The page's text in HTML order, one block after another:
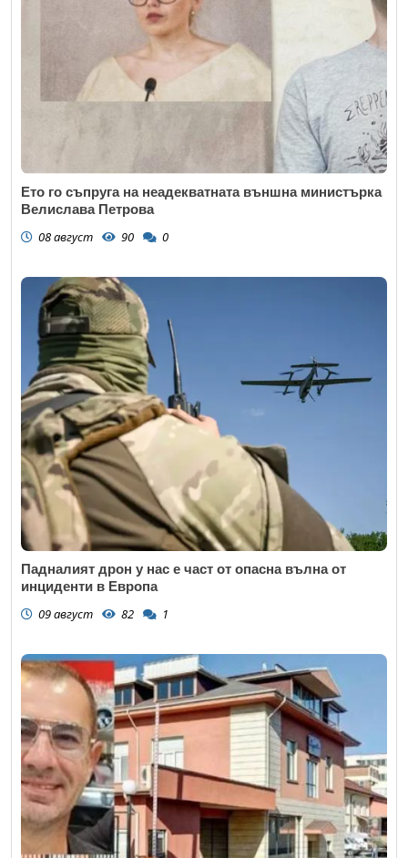
Ето го съпруга на неадекватната външна министърка
Велислава Петрова
08 август 90 0
Падналият дрон у нас е част от опасна вълна от
инциденти в Европа
09 август 82 1